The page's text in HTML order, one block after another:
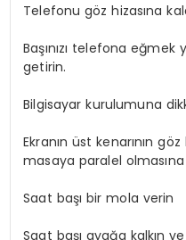
Telefonu göz hizasına
Başınızı telefona
getirin.
Bilgisayar kurulumuna
Ekranın üst kenarının göz
masaya paralel
Saat başı bir mola verin
Saat başı ayağa kalkın